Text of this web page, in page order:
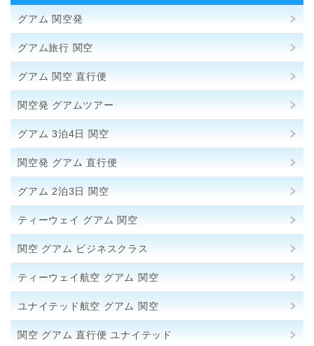
グアム 関空発
グアム旅行 関空
グアム 関空 直行便
関空発 グアムツアー
グアム 3泊4日 関空
関空発 グアム 直行便
グアム 2泊3日 関空
ティーウェイ グアム 関空
関空 グアム ビジネスクラス
ティーウェイ航空 グアム 関空
ユナイテッド航空 グアム 関空
関空 グアム 直行便 ユナイテッド